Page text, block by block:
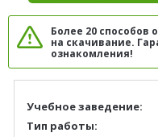
Более 20 способов
на скачивание.
ознакомления!
Учебное заведение:
Тип работы: